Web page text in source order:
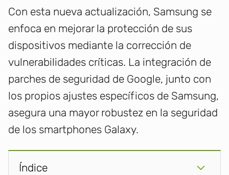
Con esta nueva actualización, Samsung se
enfoca en mejorar la protección de sus
dispositivos mediante la corrección de
vulnerabilidades críticas. La integración de
parches de seguridad de Google, junto con
los propios ajustes específicos de Samsung,
asegura una mayor robustez en la seguridad
de los smartphones Galaxy.
Índice